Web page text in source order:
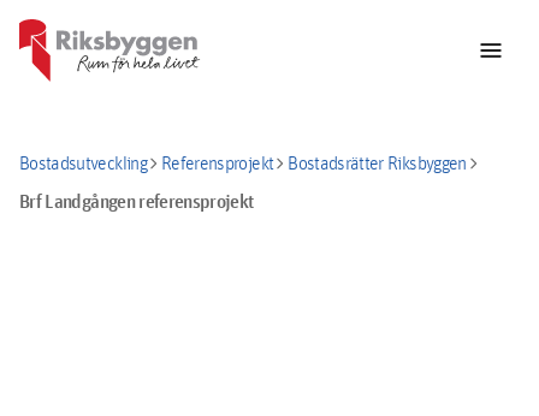
menu
Bostadsutvecklingchevron_rightReferensprojektchevron_rightBostadsrätter Riksbyggenchevron_right
Brf Landgången referensprojekt